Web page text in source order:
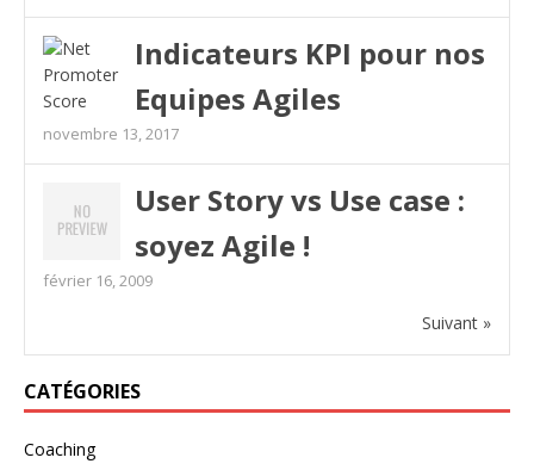
Indicateurs KPI pour nos
Equipes Agiles
novembre 13, 2017
User Story vs Use case :
soyez Agile !
février 16, 2009
Suivant »
CATÉGORIES
Coaching